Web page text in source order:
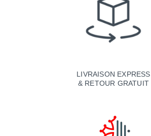
LIVRAISON EXPRESS
& RETOUR GRATUIT